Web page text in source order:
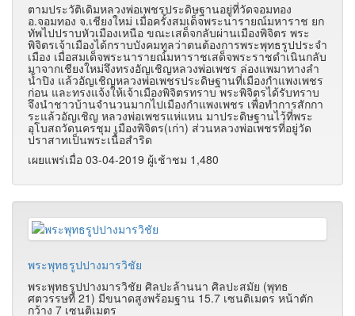
ตามประวัติเดิมหลวงพ่อเพชรประดิษฐานอยู่ที่วัดจอมทอง
อ.จอมทอง จ.เชียงใหม่ เมื่อครั้งสมเด็จพระนารายณ์มหาราช ยก
ทัพไปปราบหัวเมืองเหนือ ขณะเสด็จกลับผ่านเมืองพิจิตร พระ
พิจิตรเจ้าเมืองได้กราบบังคมทูลว่าตนต้องการพระพุทธรูปประจำ
เมือง เมื่อสมเด็จพระนารายณ์มหาราชเสด็จพระราชดำเนินกลับ
มาจากเชียงใหม่จึงทรงอัญเชิญหลวงพ่อเพชร ล่องแพมาทางลำ
น้ำปิง แล้วอัญเชิญหลวงพ่อเพชรประดิษฐานที่เมืองกำแพงเพชร
ก่อน และทรงแจ้งให้เจ้าเมืองพิจิตรทราบ พระพิจิตรได้รับทราบ
จึงนำชาวบ้านจำนวนมากไปเมืองกำแพงเพชร เพื่อทำการสักกา
ระแล้วอัญเชิญ หลวงพ่อเพชรแห่แหน มาประดิษฐานไว้ที่พระ
อุโบสถวัดนครชุม เมืองพิจิตร(เก่า) ส่วนหลวงพ่อเพชรที่อยู่วัด
ปราสาทเป็นพระเนื้อสำริด
เผยแพร่เมื่อ 03-04-2019 ผู้เช้าชม 1,480
พระพุทธรูปปางมารวิชัย
พระพุทธรูปปางมารวิชัย ศิลปะล้านนา ศิลปะสมัย (พุทธ
ศตวรรษที่ 21) มีขนาดสูงพร้อมฐาน 15.7 เซนติเมตร หน้าตัก
กว้าง 7 เซนติเมตร